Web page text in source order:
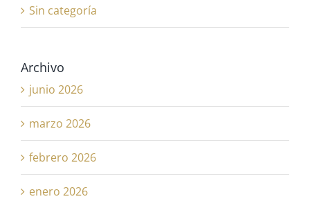
Sin categoría
Archivo
junio 2026
marzo 2026
febrero 2026
enero 2026